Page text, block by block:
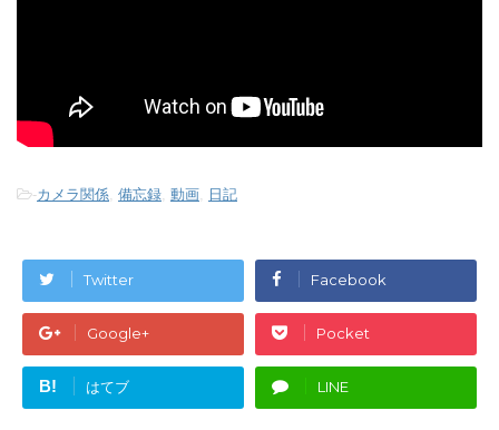
-カメラ関係 備忘録 動画 日記
Twitter Facebook
Google+ Pocket
B! はてブ LINE